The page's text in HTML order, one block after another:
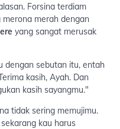
Forsina terdiam
merah dengan
yang sangat merusak
dengan sebutan itu, entah
kasih, Ayah. Dan
kasih sayangmu."
tidak sering memujimu.
kau harus